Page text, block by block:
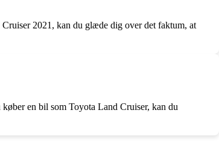
2021, kan du glæde dig over det faktum, at
en bil som Toyota Land Cruiser, kan du